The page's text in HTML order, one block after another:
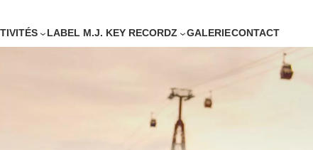
LABEL M.J. KEY RECORDZ GALERIECONTACT